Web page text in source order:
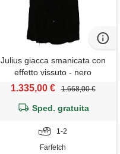
Julius giacca smanicata con
effetto vissuto - nero
1.335,00 € 1.668,00 €
Sped. gratuita
1-2
Farfetch